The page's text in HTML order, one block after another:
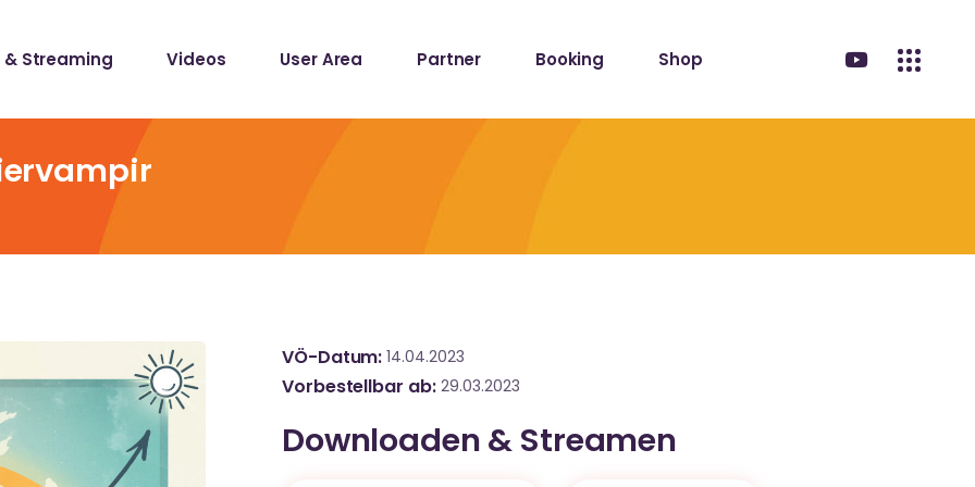
& Streaming Videos User Area Partner Booking Shop
VÖ-Datum 14.04.2023
Vorbestellbar ab 29.03.2023
Downloaden & Streamen